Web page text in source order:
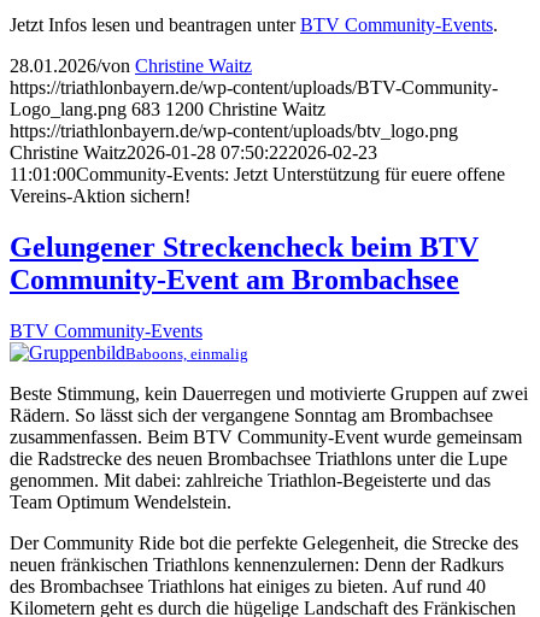
Jetzt Infos lesen und beantragen unterBTV Community-Events.
28.01.2026/von Christine Waitz
https://triathlonbayern.de/wp-content/uploads/BTV-Community-
Logo_lang.png 683 1200 Christine Waitz
https://triathlonbayern.de/wp-content/uploads/btv_logo.png
Christine Waitz2026-01-28 07:50:222026-02-23
11:01:00Community-Events: Jetzt Unterstützung für euere offene
Vereins-Aktion sichern!
Gelungener Streckencheck beim BTV
Community-Event am Brombachsee
BTV Community-Events
Baboons, einmalig
Beste Stimmung, kein Dauerregen und motivierte Gruppen auf zwei
Rädern. So lässt sich der vergangene Sonntag am Brombachsee
zusammenfassen. Beim BTV Community-Event wurde gemeinsam
die Radstrecke des neuen Brombachsee Triathlons unter die Lupe
genommen. Mit dabei: zahlreiche Triathlon-Begeisterte und das
Team Optimum Wendelstein.
Der Community Ride bot die perfekte Gelegenheit, die Strecke des
neuen fränkischen Triathlons kennenzulernen: Denn der Radkurs
des Brombachsee Triathlons hat einiges zu bieten. Auf rund 40
Kilometern geht es durch die hügelige Landschaft des Fränkischen